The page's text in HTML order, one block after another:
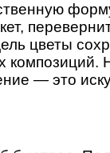
цветы
— это